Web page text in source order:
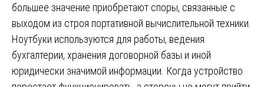
большее значение приобретают споры, связанные с
выходом из строя портативной вычислительной техники.
Ноутбуки используются для работы, ведения
бухгалтерии, хранения договорной базы и иной
юридически значимой информации. Когда устройство